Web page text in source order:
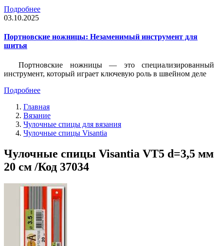
Подробнее
03.10.2025
Портновские ножницы: Незаменимый инструмент для
шитья
Портновские ножницы — это специализированный
инструмент, который играет ключевую роль в швейном деле
Подробнее
Главная
Вязание
Чулочные спицы для вязания
Чулочные спицы Visantia
Чулочные спицы Visantia VT5 d=3,5 мм
20 см /Код 37034